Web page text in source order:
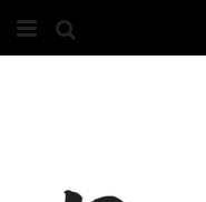
O NAS